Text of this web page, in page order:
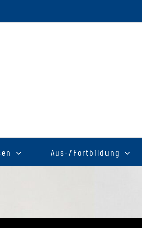
Aus-/Fortbildung